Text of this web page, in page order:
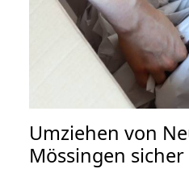
Umziehen von
Mössingen